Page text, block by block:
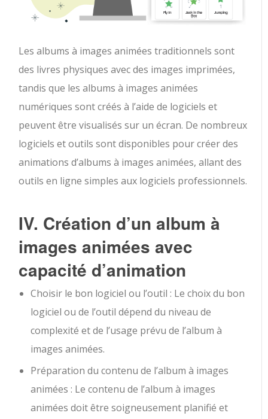
Les albums à images animées traditionnels sont
des livres physiques avec des images imprimées,
tandis que les albums à images animées
numériques sont créés à l’aide de logiciels et
peuvent être visualisés sur un écran. De nombreux
logiciels et outils sont disponibles pour créer des
animations d’albums à images animées, allant des
outils en ligne simples aux logiciels professionnels.
IV. Création d’un album à
images animées avec
capacité d’animation
Choisir le bon logiciel ou l’outil : Le choix du bon
logiciel ou de l’outil dépend du niveau de
complexité et de l’usage prévu de l’album à
images animées.
Préparation du contenu de l’album à images
animées : Le contenu de l’album à images
animées doit être soigneusement planifié et